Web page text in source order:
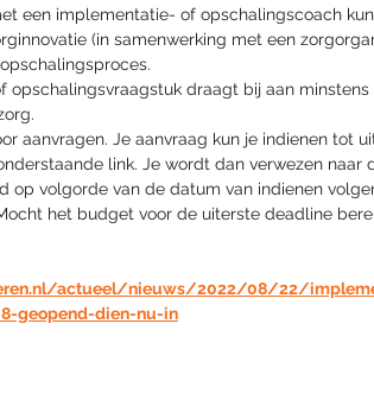
een implementatie- of opschalingscoach
(in samenwerking met een
draagt bij aan minstens
aanvragen. Je aanvraag kun je indienen tot
link. Je wordt dan verwezen naar
op volgorde van de datum van indienen
het budget voor de uiterste deadline
actueel/nieuws/2022/08/22/
geopend-dien-nu-in